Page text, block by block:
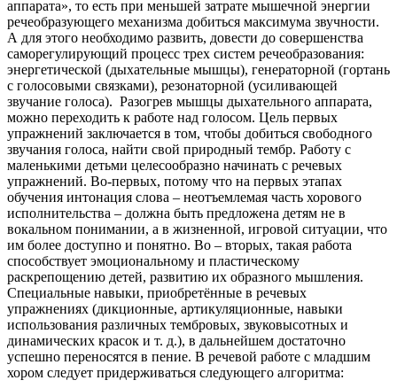
аппарата», то есть при меньшей затрате мышеч­ной энергии
речеобразующего механизма добиться максимума звучности.
А для этого необходимо развить, довести до совер­шенства
саморегулирующий процесс трех систем речеобразования:
энергетической (дыхательные мышцы), генераторной (гортань
с голосовыми связками), резонаторной (усиливающей
звучание голоса). Разогрев мышцы дыхательного аппарата,
можно переходить к работе над голосом. Цель первых
упражнений заключается в том, чтобы добиться свободного
звучания голоса, найти свой природный тембр. Работу с
маленькими детьми целесообразно начинать с речевых
упражнений. Во-первых, потому что на первых этапах
обучения интонация слова – неотъемлемая часть хорового
исполнительства – должна быть предложена детям не в
вокальном понимании, а в жизненной, игровой ситуации, что
им более доступно и понятно. Во – вторых, такая работа
способствует эмоциональному и пластическому
раскрепощению детей, развитию их образного мышления.
Специальные навыки, приобретённые в речевых
упражнениях (дикционные, артикуляционные, навыки
использования различных тембровых, звуковысотных и
динамических красок и т. д.), в дальнейшем достаточно
успешно переносятся в пение. В речевой работе с младшим
хором следует придерживаться следующего алгоритма: